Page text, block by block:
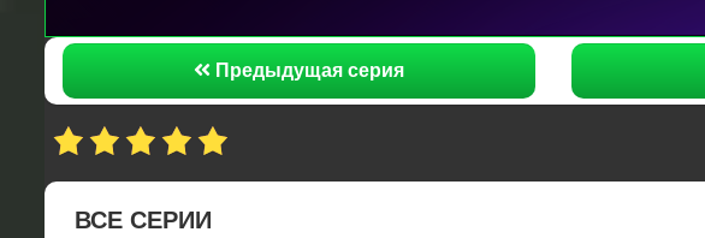
Предыдущая серия
ВСЕ СЕРИИ